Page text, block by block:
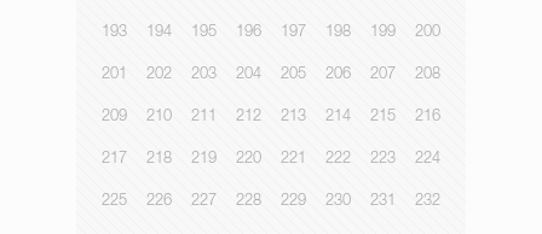
193 194 195 196 197 198 199 200
201 202 203 204 205 206 207 208
209 210 211 212 213 214 215 216
217 218 219 220 221 222 223 224
225 226 227 228 229 230 231 232